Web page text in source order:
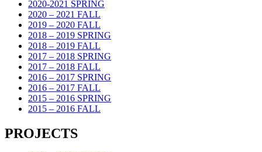
2020-2021 SPRING
2020 – 2021 FALL
2019 – 2020 FALL
2018 – 2019 SPRING
2018 – 2019 FALL
2017 – 2018 SPRING
2017 – 2018 FALL
2016 – 2017 SPRING
2016 – 2017 FALL
2015 – 2016 SPRING
2015 – 2016 FALL
PROJECTS